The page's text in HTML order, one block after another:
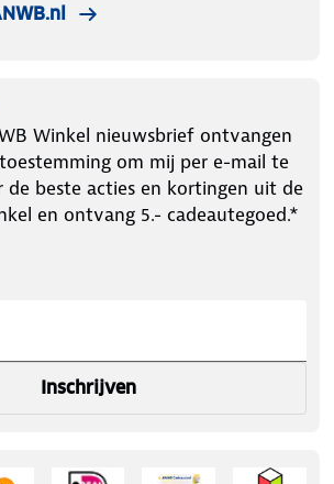
Winkel nieuwsbrief ontvangen
om mij per e-mail te
de beste acties en kortingen uit de
en ontvang 5.- cadeautegoed.*
Inschrijven